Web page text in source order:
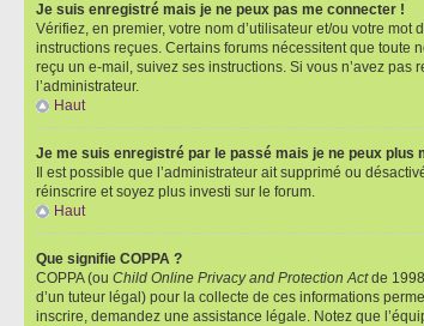
Je suis enregistré mais je ne peux pas me connecter !
Vérifiez, en premier, votre nom d’utilisateur et/ou votre
instructions reçues. Certains forums nécessitent que toute
reçu un e-mail, suivez ses instructions. Si vous n’avez pas
l’administrateur.
Haut
Je me suis enregistré par le passé mais je ne peux plus
Il est possible que l’administrateur ait supprimé ou
réinscrire et soyez plus investi sur le forum.
Haut
Que signifie COPPA ?
COPPA (ou Child Online Privacy and Protection Actde
d’un tuteur légal) pour la collecte de ces informations
inscrire, demandez une assistance légale. Notez que